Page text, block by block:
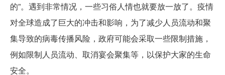
的”。遇到非常情况，一些习俗人情也就要放一放了。疫情
对全球造成了巨大的冲击和影响，为了减少人员流动和聚
集导致的病毒传播风险，政府可能会采取一些限制措施，
例如限制人员流动、取消宴会聚集等，以保护大家的生命
安全。